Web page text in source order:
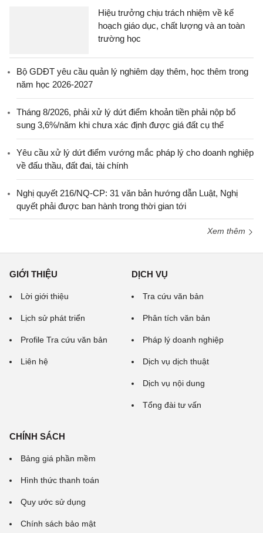
Hiệu trưởng chịu trách nhiệm về kế
hoạch giáo dục, chất lượng và an toàn
trường học
Bộ GDĐT yêu cầu quản lý nghiêm dạy thêm, học thêm trong
năm học 2026-2027
Tháng 8/2026, phải xử lý dứt điểm khoản tiền phải nộp bổ
sung 3,6%/năm khi chưa xác định được giá đất cụ thể
Yêu cầu xử lý dứt điểm vướng mắc pháp lý cho doanh nghiệp
về đấu thầu, đất đai, tài chính
Nghị quyết 216/NQ-CP: 31 văn bản hướng dẫn Luật, Nghị
quyết phải được ban hành trong thời gian tới
Xem thêm
GIỚI THIỆU
Lời giới thiệu
Lịch sử phát triển
Profile Tra cứu văn bản
Liên hệ
DỊCH VỤ
Tra cứu văn bản
Phân tích văn bản
Pháp lý doanh nghiệp
Dịch vụ dịch thuật
Dịch vụ nội dung
Tổng đài tư vấn
CHÍNH SÁCH
Bảng giá phần mềm
Hình thức thanh toán
Quy ước sử dụng
Chính sách bảo mật